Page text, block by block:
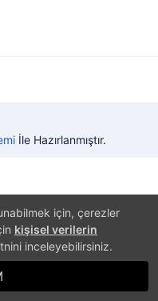
için, çerezler
kişisel verilerin
inceleyebilirsiniz.
İle Hazırlanmıştır.